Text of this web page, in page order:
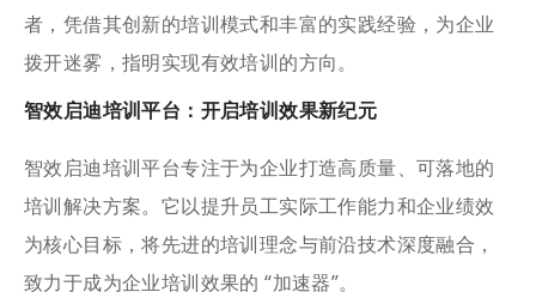
者，凭借其创新的培训模式和丰富的实践经验，为企业
拨开迷雾，指明实现有效培训的方向。
智效启迪培训平台：开启培训效果新纪元
智效启迪培训平台专注于为企业打造高质量、可落地的
培训解决方案。它以提升员工实际工作能力和企业绩效
为核心目标，将先进的培训理念与前沿技术深度融合，
致力于成为企业培训效果的 “加速器”。